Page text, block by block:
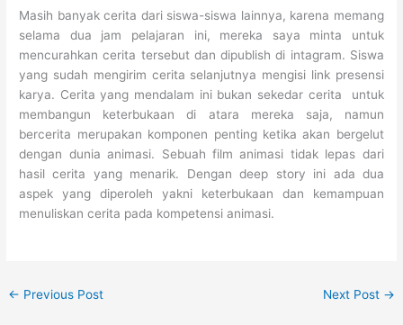
Masih banyak cerita dari siswa-siswa lainnya, karena memang
selama dua jam pelajaran ini, mereka saya minta untuk
mencurahkan cerita tersebut dan dipublish di intagram. Siswa
yang sudah mengirim cerita selanjutnya mengisi link presensi
karya. Cerita yang mendalam ini bukan sekedar cerita untuk
membangun keterbukaan di atara mereka saja, namun
bercerita merupakan komponen penting ketika akan bergelut
dengan dunia animasi. Sebuah film animasi tidak lepas dari
hasil cerita yang menarik. Dengan deep story ini ada dua
aspek yang diperoleh yakni keterbukaan dan kemampuan
menuliskan cerita pada kompetensi animasi.
← Previous Post Next Post →